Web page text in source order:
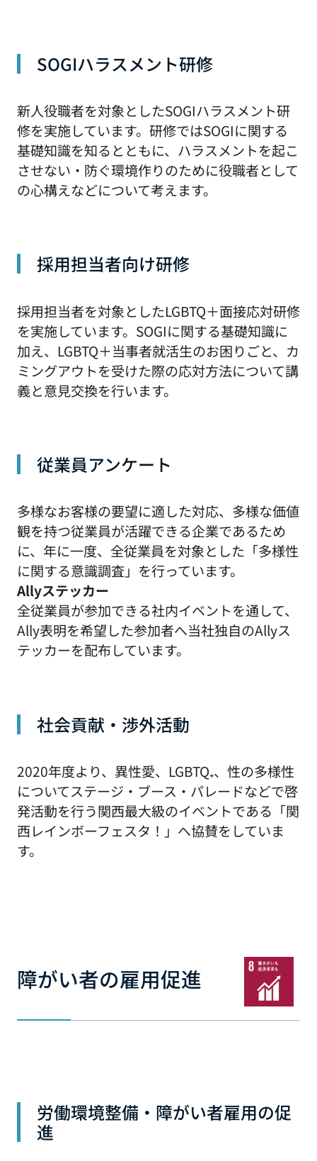
SOGIハラスメント研修
新人役職者を対象としたSOGIハラスメント研
修を実施しています。研修ではSOGIに関する
基礎知識を知るとともに、ハラスメントを起こ
させない・防ぐ環境作りのために役職者として
の心構えなどについて考えます。
採用担当者向け研修
採用担当者を対象としたLGBTQ＋面接応対研修
を実施しています。SOGIに関する基礎知識に
加え、LGBTQ＋当事者就活生のお困りごと、カ
ミングアウトを受けた際の応対方法について講
義と意見交換を行います。
従業員アンケート
多様なお客様の要望に適した対応、多様な価値
観を持つ従業員が活躍できる企業であるため
に、年に一度、全従業員を対象とした「多様性
に関する意識調査」を行っています。
Allyステッカー
全従業員が参加できる社内イベントを通して、
Ally表明を希望した参加者へ当社独自のAllyス
テッカーを配布しています。
社会貢献・渉外活動
2020年度より、異性愛、LGBTQ₊、性の多様性
についてステージ・ブース・パレードなどで啓
発活動を行う関西最大級のイベントである「関
西レインボーフェスタ！」へ協賛をしていま
す。
障がい者の雇用促進
労働環境整備・障がい者雇用の促
進